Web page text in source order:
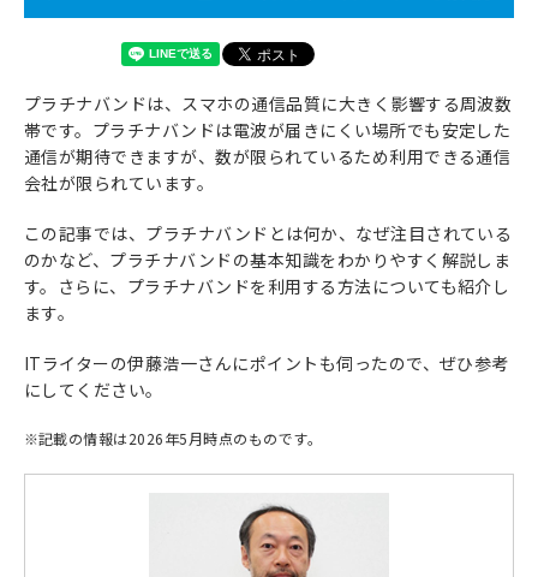
プラチナバンドは、スマホの通信品質に大きく影響する周波数
帯です。プラチナバンドは電波が届きにくい場所でも安定した
通信が期待できますが、数が限られているため利用できる通信
会社が限られています。
この記事では、プラチナバンドとは何か、なぜ注目されている
のかなど、プラチナバンドの基本知識をわかりやすく解説しま
す。さらに、プラチナバンドを利用する方法についても紹介し
ます。
ITライターの伊藤浩一さんにポイントも伺ったので、ぜひ参考
にしてください。
※記載の情報は2026年5月時点のものです。